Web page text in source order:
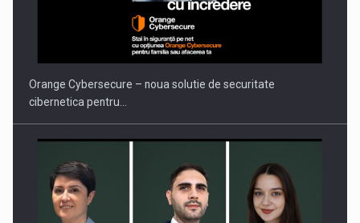
PUTTING ROMANIAN CORPORATE COMPANIES ON THE
INTERNATIONAL BUSINESS SCENE
Orange Cybersecure – noua solutie de securitate
cibernetica pentru…